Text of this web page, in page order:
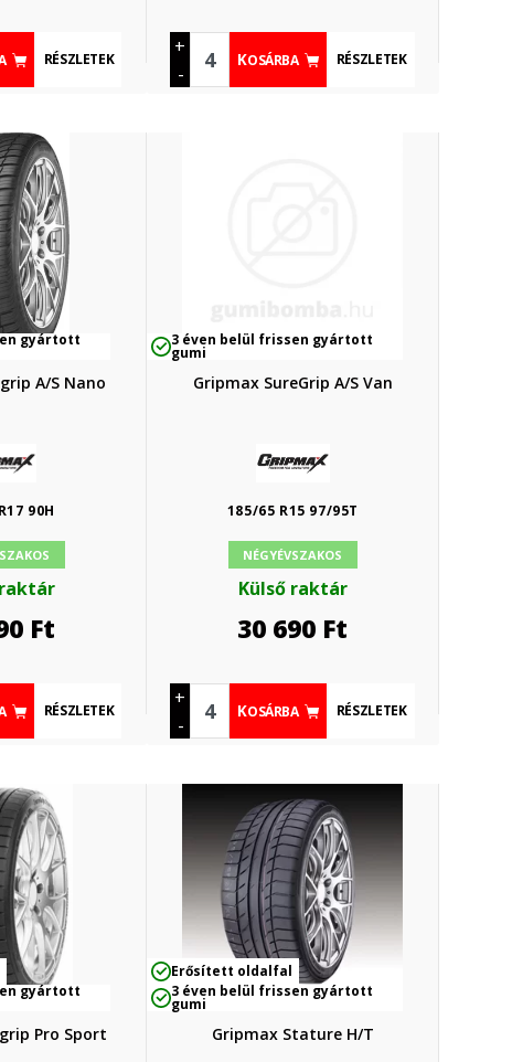
RÉSZLETEK
+
-
KOSÁRBA RÉSZLETEK
gyártott
A/S Nano
90H
Ft
RÉSZLETEK
3 éven belül frissen gyártott
gumi
Gripmax SureGrip A/S Van
185/65 R15 97/95T
NÉGYÉVSZAKOS
Külső raktár
30 690 Ft
+
-
KOSÁRBA RÉSZLETEK
gyártott
Pro Sport
Erősített oldalfal
3 éven belül frissen gyártott
gumi
Gripmax Stature H/T